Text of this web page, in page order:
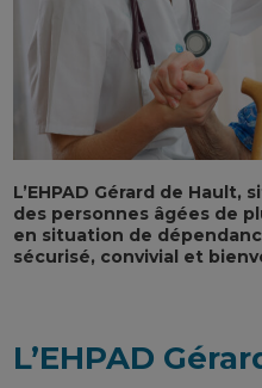
L’EHPAD Gérard de
des personnes âgées de
en situation de
sécurisé, convivial et
L’EHPAD